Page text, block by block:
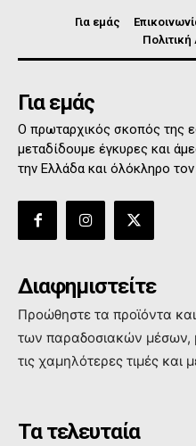
Για εμάς
Για εμάς
Ο πρωταρχικός σκοπός της
μεταδίδουμε έγκυρες και
την Ελλάδα και όλόκληρο
Διαφημιστείτε
Προώθηστε τα προϊόντα
των παραδοσιακών μέσων,
τις χαμηλότερες τιμές και
Τα τελευταία